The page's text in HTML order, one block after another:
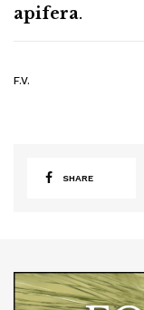
apifera.
F.V.
SHARE